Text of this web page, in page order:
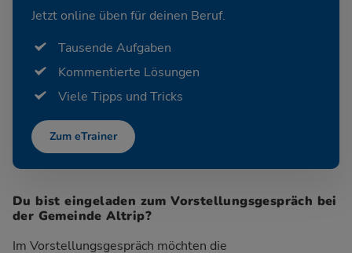
Jetzt online üben für deinen Beruf.
Tausende Aufgaben
Kommentierte Lösungen
Viele Tipps und Tricks
Zum eTrainer
Du bist eingeladen zum Vorstellungsgespräch bei
der Gemeinde Altrip?
Im Vorstellungsgespräch möchten die